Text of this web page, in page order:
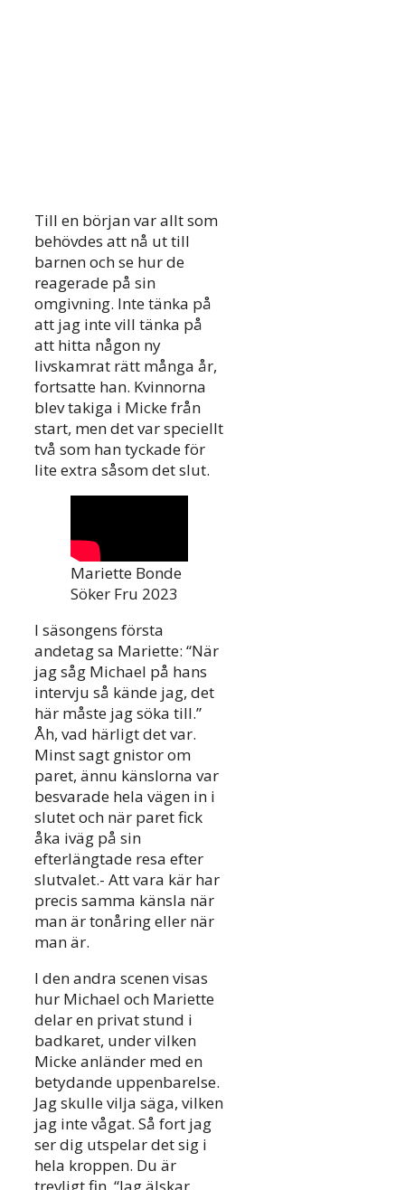
Till en början var allt som
behövdes att nå ut till
barnen och se hur de
reagerade på sin
omgivning. Inte tänka på
att jag inte vill tänka på
att hitta någon ny
livskamrat rätt många år,
fortsatte han. Kvinnorna
blev takiga i Micke från
start, men det var speciellt
två som han tyckade för
lite extra såsom det slut.
Mariette Bonde
Söker Fru 2023
I säsongens första
andetag sa Mariette: “När
jag såg Michael på hans
intervju så kände jag, det
här måste jag söka till.”
Åh, vad härligt det var.
Minst sagt gnistor om
paret, ännu känslorna var
besvarade hela vägen in i
slutet och när paret fick
åka iväg på sin
efterlängtade resa efter
slutvalet.- Att vara kär har
precis samma känsla när
man är tonåring eller när
man är.
I den andra scenen visas
hur Michael och Mariette
delar en privat stund i
badkaret, under vilken
Micke anländer med en
betydande uppenbarelse.
Jag skulle vilja säga, vilken
jag inte vågat. Så fort jag
ser dig utspelar det sig i
hela kroppen. Du är
trevligt fin. “Jag älskar